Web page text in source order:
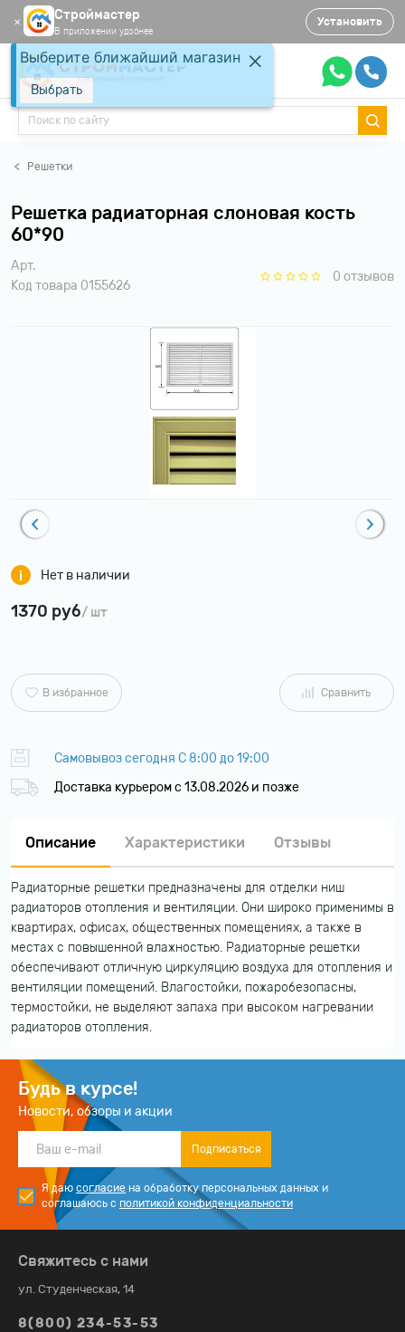
✕ Строймастер
В приложении удобнее
Установить
Решетки
Решетка радиаторная слоновая кость
60*90
Арт.
Код товара 0155626
0 отзывов
Нет в наличии
1370 руб/ шт
Самовывоз сегодня С 8:00 до 19:00
Доставка курьером c 13.08.2026 и позже
В избранное Сравнить
Описание Характеристики Отзывы
Радиаторные решетки предназначены для отделки ниш
радиаторов отопления и вентиляции. Они широко применимы в
квартирах, офисах, общественных помещениях, а также в
местах с повышенной влажностью. Радиаторные решетки
обеспечивают отличную циркуляцию воздуха для отопления и
вентиляции помещений. Влагостойки, пожаробезопасны,
термостойки, не выделяют запаха при высоком нагревании
радиаторов отопления.
Будь в курсе!
Новости, обзоры и акции
Подписаться
Я даю согласие на обработку персональных данных и
соглашаюсь с политикой конфиденциальности
Свяжитесь с нами
ул. Студенческая, 14
8(800) 234-53-53
Выберите ближайший магазин
Выбрать